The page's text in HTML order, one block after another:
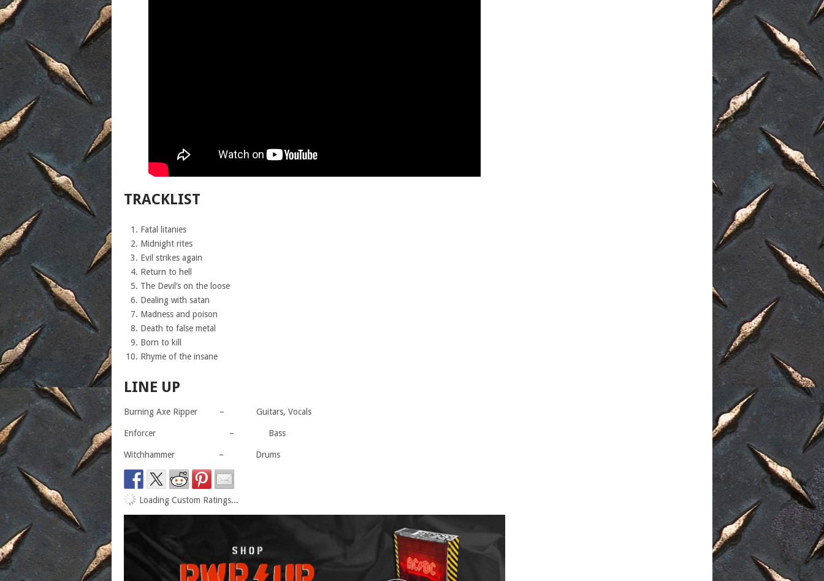
TRACKLIST
Fatal litanies
Midnight rites
Evil strikes again
Return to hell
The Devil’s on the loose
Dealing with satan
Madness and poison
Death to false metal
Born to kill
Rhyme of the insane
LINE UP
Burning Axe Ripper – Guitars, Vocals
Enforcer – Bass
Witchhammer – Drums
Loading Custom Ratings...